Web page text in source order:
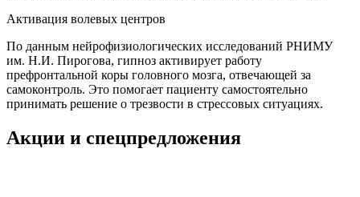
Активация волевых центров
По данным нейрофизиологических исследований РНИМУ
им. Н.И. Пирогова, гипноз активирует работу
префронтальной коры головного мозга, отвечающей за
самоконтроль. Это помогает пациенту самостоятельно
принимать решение о трезвости в стрессовых ситуациях.
Акции и спецпредложения